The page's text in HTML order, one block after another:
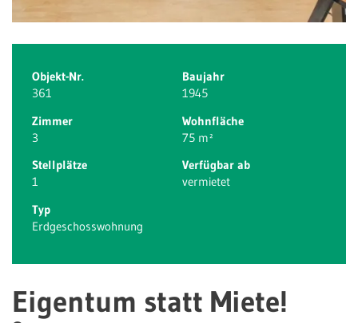
Objekt-Nr.
361
Baujahr
1945
Zimmer
3
Wohnfläche
75 m²
Stellplätze
1
Verfügbar ab
vermietet
Typ
Erdgeschosswohnung
Eigentum statt Miete!